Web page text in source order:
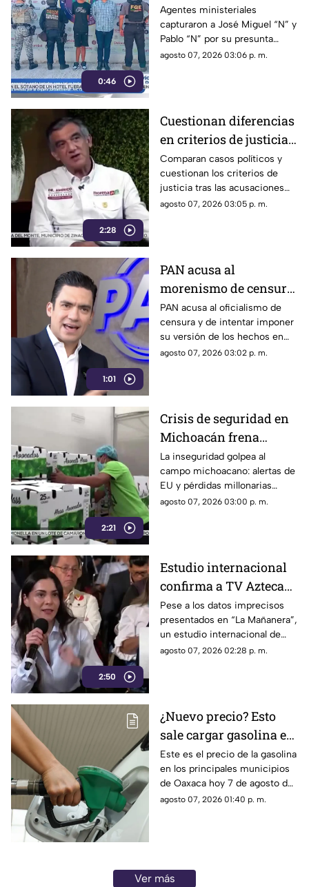
0:46
homicidio de Violeta en
su estética en Acapulco
Agentes ministeriales
capturaron a José Miguel “N” y
Pablo “N” por su presunta
responsabilidad en el
agosto 07, 2026 03:06 p. m.
2:28
Cuestionan diferencias
en criterios de justicia
por casos políticos en
Guerrero y Sinaloa
Comparan casos políticos y
cuestionan los criterios de
justicia tras las acusaciones
contra exfuncionarios de
agosto 07, 2026 03:05 p. m.
1:01
PAN acusa al
morenismo de censura
y de imponer narrativa
en el debate público
PAN acusa al oficialismo de
censura y de intentar imponer
su versión de los hechos en
medio del debate político
agosto 07, 2026 03:02 p. m.
2:21
Crisis de seguridad en
Michoacán frena
exportación de
aguacate y deja
pérdidas millonarias
La inseguridad golpea al
campo michoacano: alertas de
EU y pérdidas millonarias
afectan la exportación de
agosto 07, 2026 03:00 p. m.
2:50
Estudio internacional
confirma a TV Azteca
como el medio líder en
credibilidad y alcance
Pese a los datos imprecisos
presentados en “La Mañanera”,
un estudio internacional de
Reuters confirma que TV
agosto 07, 2026 02:28 p. m.
¿Nuevo precio? Esto
sale cargar gasolina en
Oaxaca este viernes 7
de agosto
Este es el precio de la gasolina
en los principales municipios
de Oaxaca hoy 7 de agosto de
2026; ten en cuenta que el
agosto 07, 2026 01:40 p. m.
Ver más